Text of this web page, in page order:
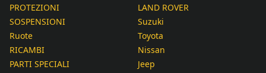
PROTEZIONI
SOSPENSIONI
Ruote
RICAMBI
PARTI SPECIALI
LAND ROVER
Suzuki
Toyota
Nissan
Jeep